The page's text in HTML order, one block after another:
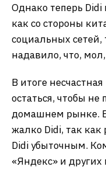
Однако теперь
как со стороны
социальных
надавило, что,
В итоге
остаться, чтобы не
домашнем рынке.
жалко Didi, так
Didi убыточным.
«Яндекс» и